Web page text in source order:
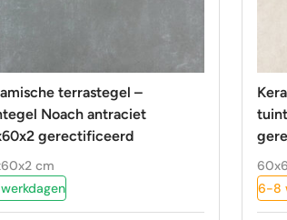
terrastegel –
Noach antraciet
gerectificeerd
cm
6-8